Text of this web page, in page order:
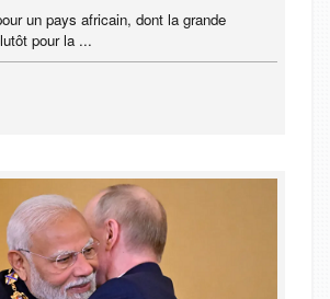
un pays africain, dont la grande
pour la ...